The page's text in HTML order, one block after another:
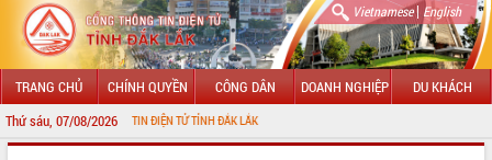
Vietnamese| English
TRANG CHỦ CHÍNH QUYỀN CÔNG DÂN DOANH NGHIỆP DU KHÁCH
Thứ sáu, 07/08/2026
CỔNG THÔNG TIN ĐIỆN TỬ TỈNH ĐẮK LẮK